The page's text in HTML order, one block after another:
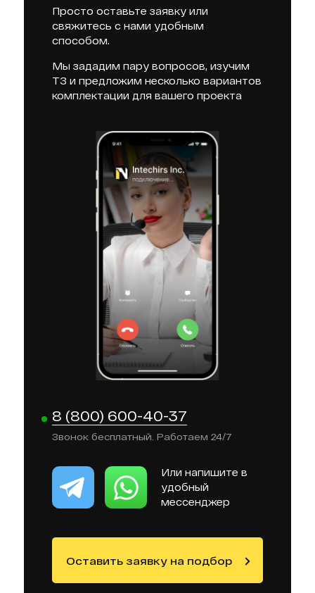
Просто оставьте заявку или
свяжитесь с нами удобным
способом.
Мы зададим пару вопросов, изучим
ТЗ и предложим несколько вариантов
комплектации для вашего проекта
8 (800) 600-40-37
Звонок бесплатный. Работаем 24/7
Или напишите в
удобный
мессенджер
Оставить заявку на подбор